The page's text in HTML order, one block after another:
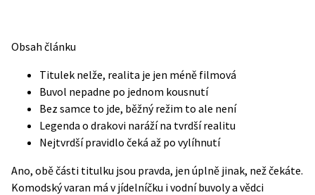
Obsah článku
Titulek nelže, realita je jen méně filmová
Buvol nepadne po jednom kousnutí
Bez samce to jde, běžný režim to ale není
Legenda o drakovi naráží na tvrdší realitu
Nejtvrdší pravidlo čeká až po vylíhnutí
Ano, obě části titulku jsou pravda, jen úplně jinak, než čekáte.
Komodský varan má v jídelníčku i vodní buvoly a vědci